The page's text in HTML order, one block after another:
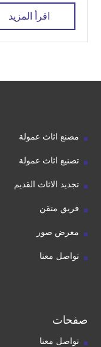
اقرأ المزيد
مصنع اثاث عمولة
تصنيع اثاث عمولة
تجديد الاثاث القديم
فريق متقن
معرض صور
تواصل معنا
صفحات
تواصل معنا